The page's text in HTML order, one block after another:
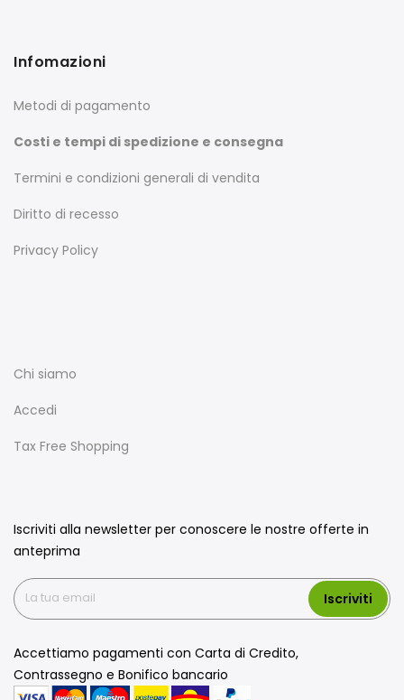
Infomazioni
Metodi di pagamento
Costi e tempi di spedizione e consegna
Termini e condizioni generali di vendita
Diritto di recesso
Privacy Policy
Chi siamo
Accedi
Tax Free Shopping
Iscriviti alla newsletter per conoscere le nostre offerte in
anteprima
Iscriviti
Accettiamo pagamenti con Carta di Credito,
Contrassegno e Bonifico bancario